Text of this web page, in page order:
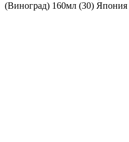
(Виноград) 160мл (30) Япония